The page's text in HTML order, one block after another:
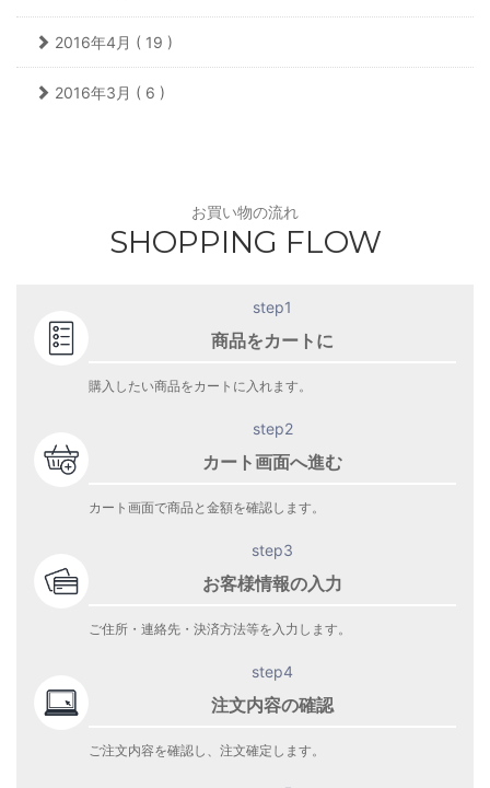
2016年4月 ( 19 )
2016年3月 ( 6 )
お買い物の流れ
SHOPPING FLOW
step1
商品をカートに
購入したい商品をカートに入れます。
step2
カート画面へ進む
カート画面で商品と金額を確認します。
step3
お客様情報の入力
ご住所・連絡先・決済方法等を入力します。
step4
注文内容の確認
ご注文内容を確認し、注文確定します。